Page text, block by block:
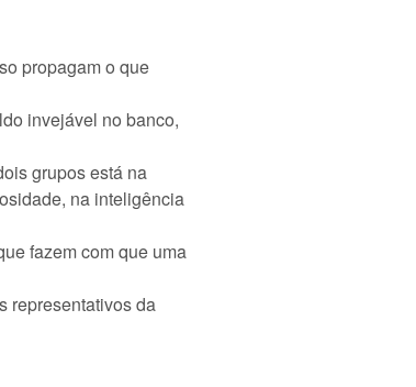
propagam o que
invejável no banco,
grupos está na
na inteligência
fazem com que uma
representativos da